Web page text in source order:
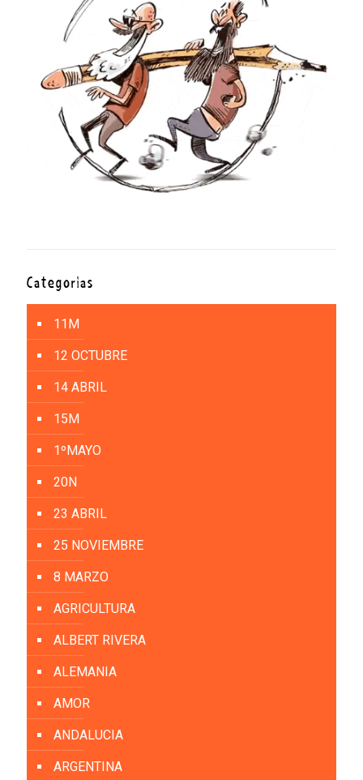
Categorías
11M
12 OCTUBRE
14 ABRIL
15M
1ºMAYO
20N
23 ABRIL
25 NOVIEMBRE
8 MARZO
AGRICULTURA
ALBERT RIVERA
ALEMANIA
AMOR
ANDALUCIA
ARGENTINA